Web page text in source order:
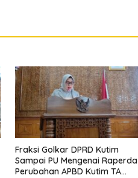
Fraksi Golkar DPRD Kutim
Sampai PU Mengenai Raperda
Perubahan APBD Kutim TA